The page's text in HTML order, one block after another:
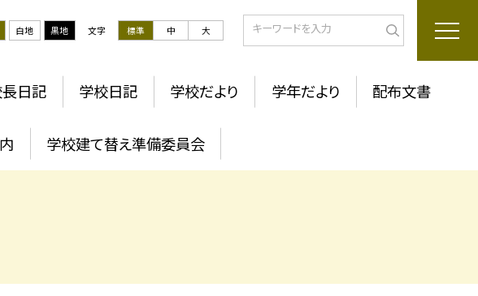
白地 黒地 文字 標準 中 大
日記 学校日記 学校だより 学年だより 配布文書
学校建て替え準備委員会